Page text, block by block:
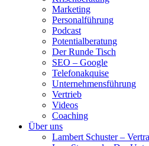
Marketing
Personalführung
Podcast
Potentialberatung
Der Runde Tisch
SEO – Google
Telefonakquise
Unternehmensführung
Vertrieb
Videos
Coaching
Über uns
Lambert Schuster –